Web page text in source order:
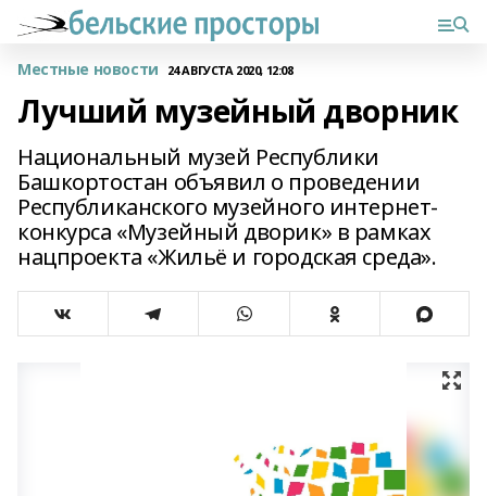
Местные новости 24 АВГУСТА 2020, 12:08
Лучший музейный дворник
Национальный музей Республики
Башкортостан объявил о проведении
Республиканского музейного интернет-
конкурса «Музейный дворик» в рамках
нацпроекта «Жильё и городская среда».